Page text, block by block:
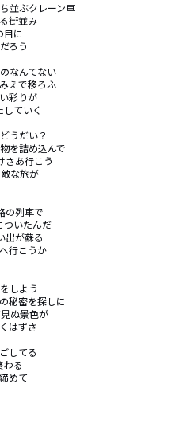
並ぶクレーン車
街並み
目に
ろう
なんてない
えで移ろふ
彩りが
ていく
うだい？
を詰め込んで
さあ行こう
な旅が
の列車で
ついたんだ
出が蘇る
行こうか
しよう
秘密を探しに
ぬ景色が
はずさ
してる
わる
めて